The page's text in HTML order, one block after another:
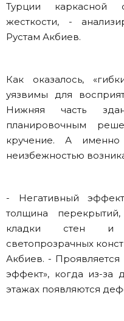
Турции каркасной
жесткости, -
Рустам Акбиев.
Как оказалось,
уязвимы для
Нижняя часть
планировочным
кручение. А именно
неизбежностью
- Негативный
толщина
кладки стен и
светопрозрачных
Акбиев. - Проявляется
эффект», когда из-за
этажах появляются